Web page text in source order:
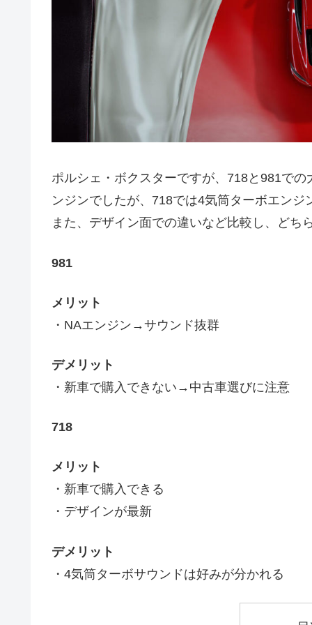
ポルシェ・ボクスターですが、718と981で
ンジンでしたが、718では4気筒ターボエンジ
また、デザイン面での違いなど比較し、どち
981
メリット
・NAエンジン→サウンド抜群
デメリット
・新車で購入できない→中古車選びに注意
718
メリット
・新車で購入できる
・デザインが最新
デメリット
・4気筒ターボサウンドは好みが分かれる